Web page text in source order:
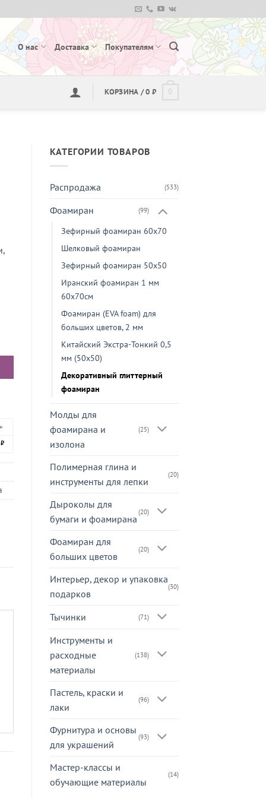
О нас Доставка Покупателям
КОРЗИНА /0 ₽
КАТЕГОРИИ ТОВАРОВ
Распродажа (533)
Фоамиран (99)
Зефирный фоамиран 60х70
Шелковый фоамиран
Зефирный фоамиран 50х50
Иранский фоамиран 1 мм
60х70см
Фоамиран (EVA foam) для
больших цветов, 2 мм
Китайский Экстра-Тонкий 0,5
мм (50х50)
Декоративный глиттерный
фоамиран
Молды для
фоамирана и
изолона
(25)
Полимерная глина и
инструменты для лепки
(20)
Дыроколы для
бумаги и фоамирана
(20)
Фоамиран для
больших цветов
(20)
Интерьер, декор и упаковка
подарков
(30)
Тычинки (71)
Инструменты и
расходные
материалы
(138)
Пастель, краски и
лаки
(96)
Фурнитура и основы
для украшений
(93)
Мастер-классы и
обучающие материалы
(14)
20×30см
₽